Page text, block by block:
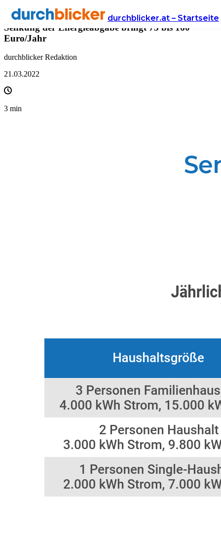
durchblicker.at – Startseite
Presse
Senkung der Energieabgabe bringt 75 bis 160
Euro/Jahr
durchblicker Redaktion
21.03.2022
3 min